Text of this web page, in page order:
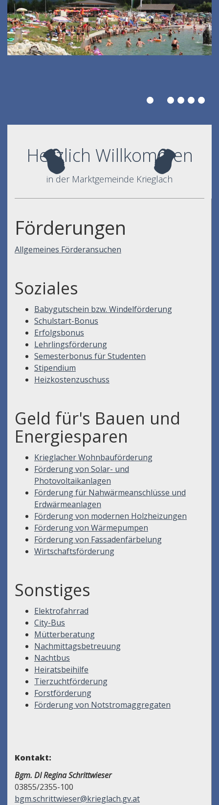
Herzlich Willkommen
in der Marktgemeinde Krieglach
Förderungen
Allgemeines Förderansuchen
Soziales
Babygutschein bzw. Windelförderung
Schulstart-Bonus
Erfolgsbonus
Lehrlingsförderung
Semesterbonus für Studenten
Stipendium
Heizkostenzuschuss
Geld für's Bauen und
Energiesparen
Krieglacher Wohnbauförderung
Förderung von Solar- und
Photovoltaikanlagen
Förderung für Nahwärmeanschlüsse und
Erdwärmeanlagen
Förderung von modernen Holzheizungen
Förderung von Wärmepumpen
Förderung von Fassadenfärbelung
Wirtschaftsförderung
Sonstiges
Elektrofahrrad
City-Bus
Mütterberatung
Nachmittagsbetreuung
Nachtbus
Heiratsbeihilfe
Tierzuchtförderung
Forstförderung
Förderung von Notstromaggregaten
Kontakt:
Bgm. DI Regina Schrittwieser
03855/2355-100
bgm.schrittwieser@krieglach.gv.at